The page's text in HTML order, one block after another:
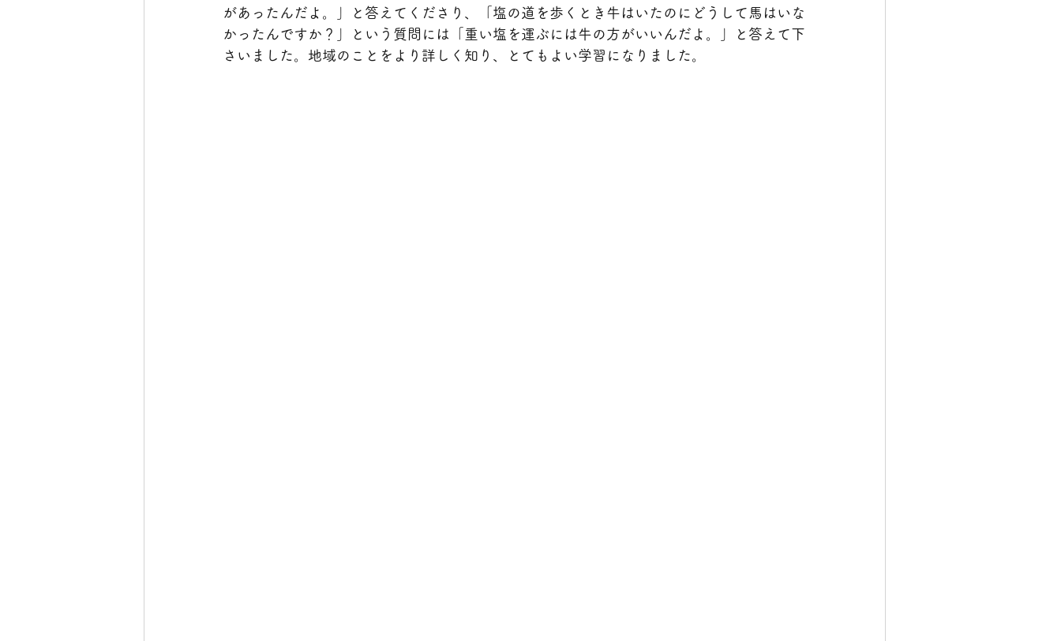
があったんだよ。」と答えてくださり、「塩の道を歩くとき牛はいたのにどうして馬はいな
かったんですか？」という質問には「重い塩を運ぶには牛の方がいいんだよ。」と答えて下
さいました。地域のことをより詳しく知り、とてもよい学習になりました。